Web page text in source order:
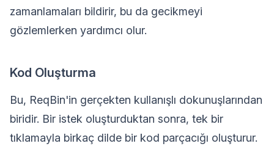
zamanlamaları bildirir, bu da gecikmeyi
gözlemlerken yardımcı olur.
Kod Oluşturma
Bu, ReqBin'in gerçekten kullanışlı dokunuşlarından
biridir. Bir istek oluşturduktan sonra, tek bir
tıklamayla birkaç dilde bir kod parçacığı oluşturur.